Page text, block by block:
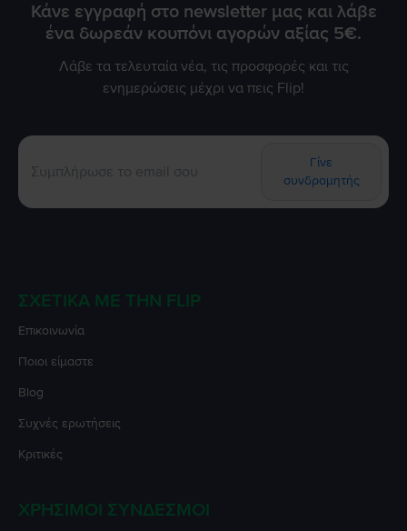
Κάνε εγγραφή στο newsletter μας και λάβε
ένα δωρεάν κουπόνι αγορών αξίας 5€.
Λάβε τα τελευταία νέα, τις προσφορές και τις
ενημερώσεις μέχρι να πεις Flip!
Γίνε
συνδρομητής
ΣΧΕΤΙΚΆ ΜΕ ΤΗΝ FLIP
Επικοινωνία
Ποιοι είμαστε
Blog
Συχνές ερωτήσεις
Κριτικές
ΧΡΉΣΙΜΟΙ ΣΎΝΔΕΣΜΟΙ